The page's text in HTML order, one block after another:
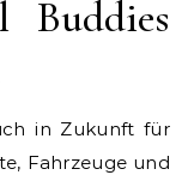
Buddies
in Zukunft für
Fahrzeuge und